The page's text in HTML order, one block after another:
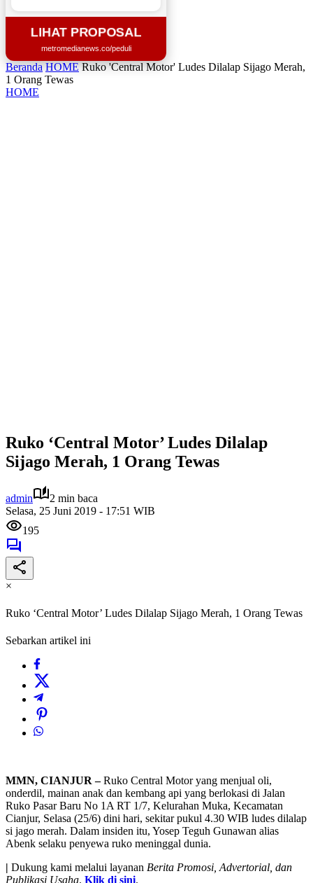
LIHAT PROPOSAL
metromedianews.co/peduli
Beranda HOME Ruko 'Central Motor' Ludes Dilalap Sijago Merah,
1 Orang Tewas
HOME
Ruko ‘Central Motor’ Ludes Dilalap
Sijago Merah, 1 Orang Tewas
admin
2 min baca
Selasa, 25 Juni 2019 - 17:51 WIB
195
×
Ruko ‘Central Motor’ Ludes Dilalap Sijago Merah, 1 Orang Tewas
Sebarkan artikel ini
MMN, CIANJUR –Ruko Central Motor yang menjual oli,
onderdil, mainan anak dan kembang api yang berlokasi di Jalan
Ruko Pasar Baru No 1A RT 1/7, Kelurahan Muka, Kecamatan
Cianjur, Selasa (25/6) dini hari, sekitar pukul 4.30 WIB ludes dilalap
si jago merah. Dalam insiden itu, Yosep Teguh Gunawan alias
Abenk selaku penyewa ruko meninggal dunia.
| Dukung kami melalui layanan Berita Promosi, Advertorial, dan
Publikasi Usaha. Klik di sini.